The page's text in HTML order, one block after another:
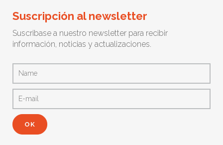
Suscripción al newsletter
Suscribase a nuestro newsletter para recibir
información, noticias y actualizaciones.